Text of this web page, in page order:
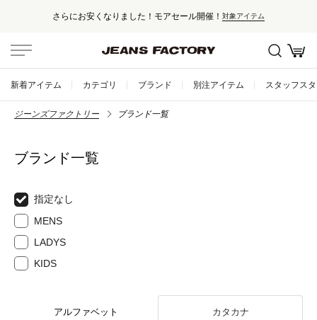
さらにお安くなりました！モアセール開催！ 対象アイテム
新着アイテム カテゴリ ブランド 別注アイテム スタッフス
ジーンズファクトリー ブランド一覧
ブランド一覧
指定なし
MENS
LADYS
KIDS
アルファベット カタカナ